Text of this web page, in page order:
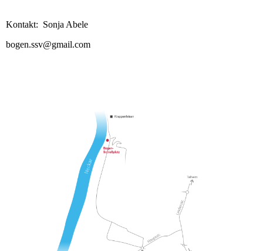
Kontakt: Sonja Abele
bogen.ssv@gmail.com